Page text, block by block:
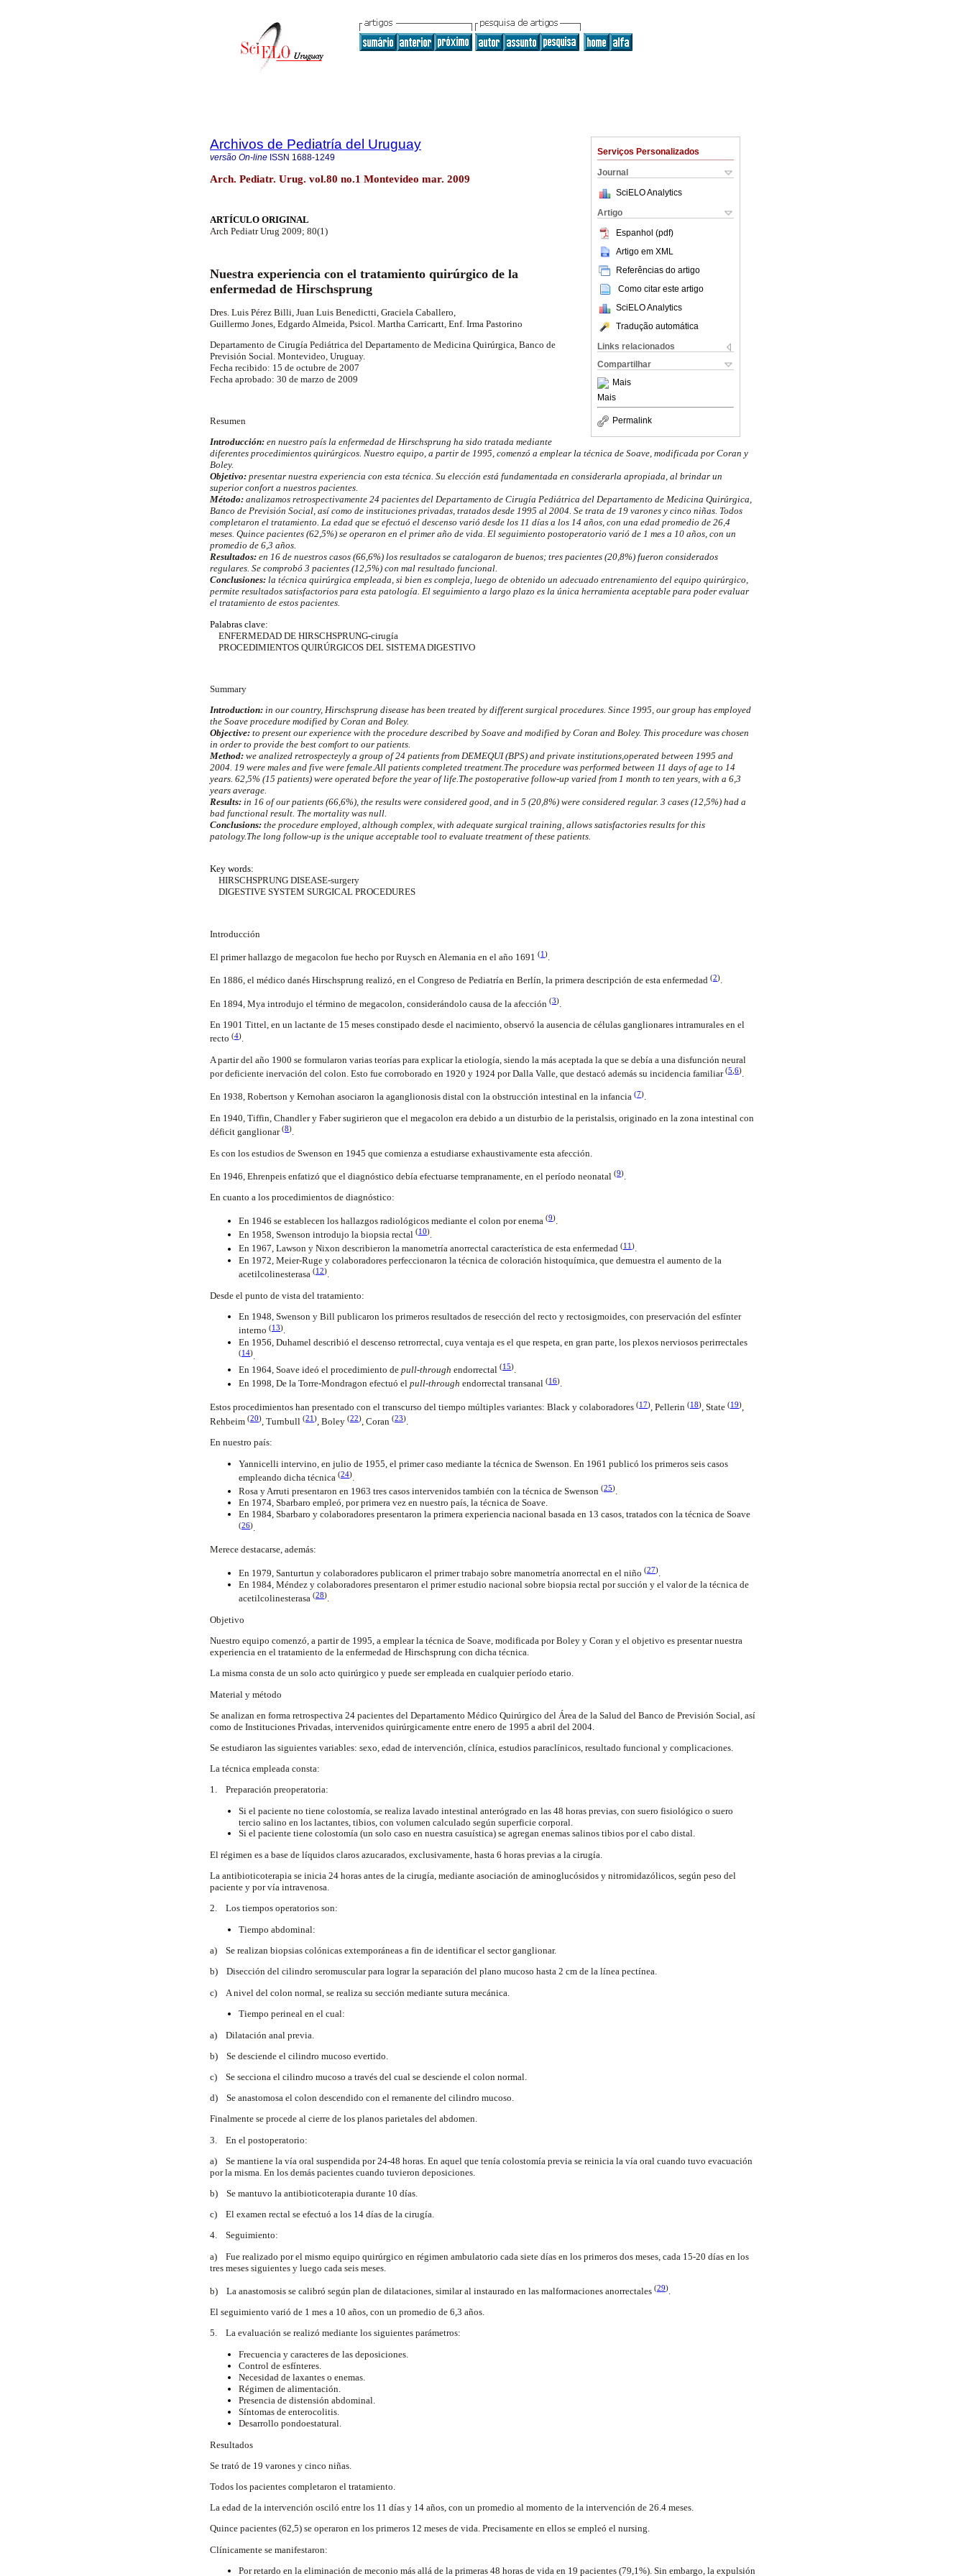
Serviços Personalizados
Journal
SciELO Analytics
Artigo
Espanhol (pdf)
Artigo em XML
Referências do artigo
Como citar este artigo
SciELO Analytics
Tradução automática
Links relacionados
Compartilhar
Mais
Mais
Permalink
Archivos de Pediatría del Uruguay
versão On-line ISSN 1688-1249
Arch. Pediatr. Urug. vol.80 no.1 Montevideo mar. 2009
ARTÍCULO ORIGINAL
Arch Pediatr Urug 2009; 80(1)
Nuestra experiencia con el tratamiento quirúrgico de la
enfermedad de Hirschsprung
Dres. Luis Pérez Billi, Juan Luis Benedictti, Graciela Caballero,
Guillermo Jones, Edgardo Almeida, Psicol. Martha Carricartt, Enf. Irma Pastorino
Departamento de Cirugía Pediátrica del Departamento de Medicina Quirúrgica, Banco de
Previsión Social. Montevideo, Uruguay.
Fecha recibido: 15 de octubre de 2007
Fecha aprobado: 30 de marzo de 2009
Resumen
Introducción: en nuestro país la enfermedad de Hirschsprung ha sido tratada mediante
diferentes procedimientos quirúrgicos. Nuestro equipo, a partir de 1995, comenzó a emplear la técnica de Soave, modificada por Coran y
Boley.
Objetivo: presentar nuestra experiencia con esta técnica. Su elección está fundamentada en considerarla apropiada, al brindar un
superior confort a nuestros pacientes.
Método: analizamos retrospectivamente 24 pacientes del Departamento de Cirugía Pediátrica del Departamento de Medicina Quirúrgica,
Banco de Previsión Social, así como de instituciones privadas, tratados desde 1995 al 2004. Se trata de 19 varones y cinco niñas. Todos
completaron el tratamiento. La edad que se efectuó el descenso varió desde los 11 días a los 14 años, con una edad promedio de 26,4
meses. Quince pacientes (62,5%) se operaron en el primer año de vida. El seguimiento postoperatorio varió de 1 mes a 10 años, con un
promedio de 6,3 años.
Resultados: en 16 de nuestros casos (66,6%) los resultados se catalogaron de buenos; tres pacientes (20,8%) fueron considerados
regulares. Se comprobó 3 pacientes (12,5%) con mal resultado funcional.
Conclusiones: la técnica quirúrgica empleada, si bien es compleja, luego de obtenido un adecuado entrenamiento del equipo quirúrgico,
permite resultados satisfactorios para esta patología. El seguimiento a largo plazo es la única herramienta aceptable para poder evaluar
el tratamiento de estos pacientes.
Palabras clave:
ENFERMEDAD DE HIRSCHSPRUNG-cirugía
PROCEDIMIENTOS QUIRÚRGICOS DEL SISTEMA DIGESTIVO
Summary
Introduction: in our country, Hirschsprung disease has been treated by different surgical procedures. Since 1995, our group has employed
the Soave procedure modified by Coran and Boley.
Objective: to present our experience with the procedure described by Soave and modified by Coran and Boley. This procedure was chosen
in order to provide the best comfort to our patients.
Method: we analized retrospecteyly a group of 24 patients from DEMEQUI (BPS) and private institutions,operated between 1995 and
2004. 19 were males and five were female.All patients completed treatment.The procedure was performed between 11 days of age to 14
years. 62,5% (15 patients) were operated before the year of life.The postoperative follow-up varied from 1 month to ten years, with a 6,3
years average.
Results: in 16 of our patients (66,6%), the results were considered good, and in 5 (20,8%) were considered regular. 3 cases (12,5%) had a
bad functional result. The mortality was null.
Conclusions: the procedure employed, although complex, with adequate surgical training, allows satisfactories results for this
patology.The long follow-up is the unique acceptable tool to evaluate treatment of these patients.
Key words:
HIRSCHSPRUNG DISEASE-surgery
DIGESTIVE SYSTEM SURGICAL PROCEDURES
Introducción
El primer hallazgo de megacolon fue hecho por Ruysch en Alemania en el año 1691 (1).
En 1886, el médico danés Hirschsprung realizó, en el Congreso de Pediatría en Berlín, la primera descripción de esta enfermedad (2).
En 1894, Mya introdujo el término de megacolon, considerándolo causa de la afección (3).
En 1901 Tittel, en un lactante de 15 meses constipado desde el nacimiento, observó la ausencia de células ganglionares intramurales en el
recto (4).
A partir del año 1900 se formularon varias teorías para explicar la etiología, siendo la más aceptada la que se debía a una disfunción neural
por deficiente inervación del colon. Esto fue corroborado en 1920 y 1924 por Dalla Valle, que destacó además su incidencia familiar(5 6).
En 1938, Robertson y Kernohan asociaron la aganglionosis distal con la obstrucción intestinal en la infancia (7).
En 1940, Tiffin, Chandler y Faber sugirieron que el megacolon era debido a un disturbio de la peristalsis, originado en la zona intestinal con
déficit ganglionar(8).
Es con los estudios de Swenson en 1945 que comienza a estudiarse exhaustivamente esta afección.
En 1946, Ehrenpeis enfatizó que el diagnóstico debía efectuarse tempranamente, en el período neonatal (9).
En cuanto a los procedimientos de diagnóstico:
En 1946 se establecen los hallazgos radiológicos mediante el colon por enema (9).
En 1958, Swenson introdujo la biopsia rectal (10).
En 1967, Lawson y Nixon describieron la manometría anorrectal característica de esta enfermedad (11).
En 1972, Meier-Ruge y colaboradores perfeccionaron la técnica de coloración histoquímica, que demuestra el aumento de la
acetilcolinesterasa (12).
Desde el punto de vista del tratamiento:
En 1948, Swenson y Bill publicaron los primeros resultados de resección del recto y rectosigmoides, con preservación del esfínter
interno (13).
En 1956, Duhamel describió el descenso retrorrectal, cuya ventaja es el que respeta, en gran parte, los plexos nerviosos perirrectales
(14)
En 1964, Soave ideó el procedimiento de pull-through endorrectal (15).
En 1998, De la Torre-Mondragon efectuó el pull-through endorrectal transanal (16).
Estos procedimientos han presentado con el transcurso del tiempo múltiples variantes: Black y colaboradores (17), Pellerin (18), State (19),
Rehbeim (20) , Turnbull (21) , Boley (22) , Coran (23)
En nuestro país:
Yannicelli intervino, en julio de 1955, el primer caso mediante la técnica de Swenson. En 1961 publicó los primeros seis casos
empleando dicha técnica (24)
Rosa y Arruti presentaron en 1963 tres casos intervenidos también con la técnica de Swenson (25).
En 1974, Sbarbaro empleó, por primera vez en nuestro país, la técnica de Soave.
En 1984, Sbarbaro y colaboradores presentaron la primera experiencia nacional basada en 13 casos, tratados con la técnica de Soave
(26).
Merece destacarse, además:
En 1979, Santurtun y colaboradores publicaron el primer trabajo sobre manometría anorrectal en el niño (27).
En 1984, Méndez y colaboradores presentaron el primer estudio nacional sobre biopsia rectal por succión y el valor de la técnica de
acetilcolinesterasa (28).
Objetivo
Nuestro equipo comenzó, a partir de 1995, a emplear la técnica de Soave, modificada por Boley y Coran y el objetivo es presentar nuestra
experiencia en el tratamiento de la enfermedad de Hirschsprung con dicha técnica.
La misma consta de un solo acto quirúrgico y puede ser empleada en cualquier período etario.
Material y método
Se analizan en forma retrospectiva 24 pacientes del Departamento Médico Quirúrgico del Área de la Salud del Banco de Previsión Social, así
como de Instituciones Privadas, intervenidos quirúrgicamente entre enero de 1995 a abril del 2004.
Se estudiaron las siguientes variables: sexo, edad de intervención, clínica, estudios paraclínicos, resultado funcional y complicaciones.
La técnica empleada consta:
1. Preparación preoperatoria:
Si el paciente no tiene colostomía, se realiza lavado intestinal anterógrado en las 48 horas previas, con suero fisiológico o suero
tercio salino en los lactantes, tibios, con volumen calculado según superficie corporal.
Si el paciente tiene colostomía (un solo caso en nuestra casuística) se agregan enemas salinos tibios por el cabo distal.
El régimen es a base de líquidos claros azucarados, exclusivamente, hasta 6 horas previas a la cirugía.
La antibioticoterapia se inicia 24 horas antes de la cirugía, mediante asociación de aminoglucósidos y nitromidazólicos, según peso del
paciente y por vía intravenosa.
2. Los tiempos operatorios son:
Tiempo abdominal:
a) Se realizan biopsias colónicas extemporáneas a fin de identificar el sector ganglionar.
b) Disección del cilindro seromuscular para lograr la separación del plano mucoso hasta 2 cm de la línea pectínea.
c) A nivel del colon normal, se realiza su sección mediante sutura mecánica.
Tiempo perineal en el cual:
a) Dilatación anal previa.
b) Se desciende el cilindro mucoso evertido.
c) Se secciona el cilindro mucoso a través del cual se desciende el colon normal.
d) Se anastomosa el colon descendido con el remanente del cilindro mucoso.
Finalmente se procede al cierre de los planos parietales del abdomen.
3. En el postoperatorio:
a) Se mantiene la vía oral suspendida por 24-48 horas. En aquel que tenía colostomía previa se reinicia la vía oral cuando tuvo evacuación
por la misma. En los demás pacientes cuando tuvieron deposiciones.
b) Se mantuvo la antibioticoterapia durante 10 días.
c) El examen rectal se efectuó a los 14 días de la cirugía.
4. Seguimiento:
a) Fue realizado por el mismo equipo quirúrgico en régimen ambulatorio cada siete días en los primeros dos meses, cada 15-20 días en los
tres meses siguientes y luego cada seis meses.
b) La anastomosis se calibró según plan de dilataciones, similar al instaurado en las malformaciones anorrectales (29).
El seguimiento varió de 1 mes a 10 años, con un promedio de 6,3 años.
5. La evaluación se realizó mediante los siguientes parámetros:
Frecuencia y caracteres de las deposiciones.
Control de esfínteres.
Necesidad de laxantes o enemas.
Régimen de alimentación.
Presencia de distensión abdominal.
Síntomas de enterocolitis.
Desarrollo pondoestatural.
Resultados
Se trató de 19 varones y cinco niñas.
Todos los pacientes completaron el tratamiento.
La edad de la intervención osciló entre los 11 días y 14 años, con un promedio al momento de la intervención de 26.4 meses.
Quince pacientes (62,5) se operaron en los primeros 12 meses de vida. Precisamente en ellos se empleó el nursing.
Clínicamente se manifestaron:
Por retardo en la eliminación de meconio más allá de la primeras 48 horas de vida en 19 pacientes (79,1%). Sin embargo, la expulsión